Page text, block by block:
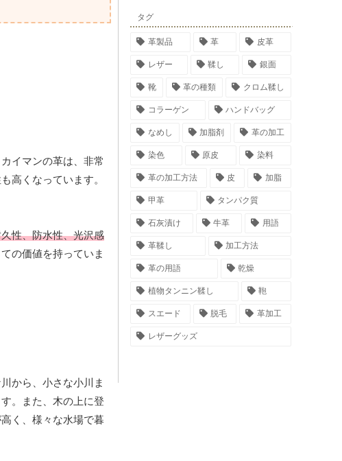
カイマンの革は、非常
高くなっています。
性、防水性、光沢感
の価値を持っていま
から、小さな小川ま
。また、木の上に登
く、様々な水場で暮
タグ
革製品 革 皮革
レザー 鞣し 銀面
靴 革の種類 クロム鞣し
コラーゲン ハンドバッグ
なめし 加脂剤 革の加工
染色 原皮 染料
革の加工方法 皮 加脂
甲革 タンパク質
石灰漬け 牛革 用語
革鞣し 加工方法
革の用語 乾燥
植物タンニン鞣し 鞄
スエード 脱毛 革加工
レザーグッズ